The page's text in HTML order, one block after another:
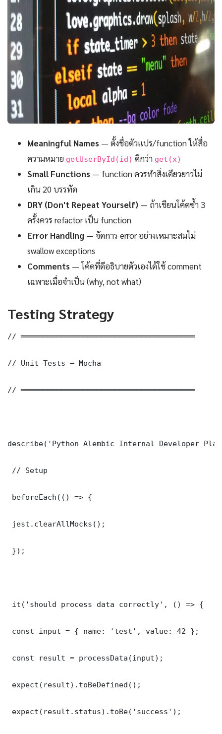
Meaningful Names — ตั้งชื่อตัวแปร/function ให้สื่อ
ความหมาย getUserById(id) ดีกว่า get(x)
Small Functions — function ควรทำสิ่งเดียวยาวไม่
เกิน 20 บรรทัด
DRY (Don't Repeat Yourself) — ถ้าเขียนโค้ดซ้ำ 3
ครั้งควร refactor เป็น function
Error Handling — จัดการ error อย่างเหมาะสมไม่
swallow exceptions
Comments — โค้ดที่ดีอธิบายตัวเองได้ใช้ comment
เฉพาะเมื่อจำเป็น (why, not what)
Testing Strategy
// ═══════════════════════════════════════
// Unit Tests — Mocha
// ═══════════════════════════════════════
describe('Python Alembic Internal Developer
// Setup
beforeEach(() => {
jest.clearAllMocks();
});
it('should process data correctly', () => {
const input = { name: 'test', value: 42 };
const result = processData(input);
expect(result).toBeDefined();
expect(result.status).toBe('success');